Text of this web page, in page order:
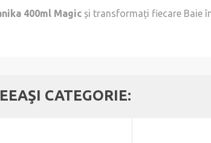
400ml Magic și transformați fiecare Baie
CATEGORIE: